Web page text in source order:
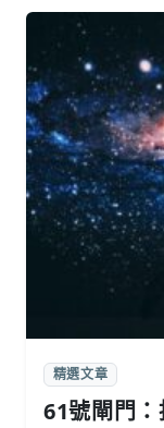
精選文章
61號閘門